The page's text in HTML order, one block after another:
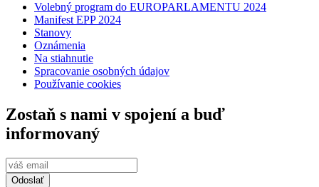
Volebný program do EUROPARLAMENTU 2024
Manifest EPP 2024
Stanovy
Oznámenia
Na stiahnutie
Spracovanie osobných údajov
Používanie cookies
Zostaň s nami v spojení a buď
informovaný
Odoslať